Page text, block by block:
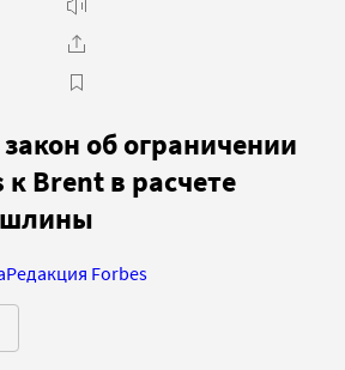
об ограничении
Brent в расчете
Редакция Forbes